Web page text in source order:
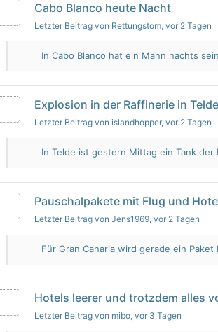
Cabo Blanco heute Nacht
Letzter Beitrag von Rettungstom, vor 2 Tagen
In Cabo Blanco hat ein Mann nachts
Explosion in der Raffinerie in Telde
Letzter Beitrag von islandhopper, vor 2 Tagen
In Telde ist gestern Mittag ein Tank der
Pauschalpakete mit Flug und
Letzter Beitrag von Jens1969, vor 2 Tagen
Für Gran Canaria wird gerade ein
Hotels leerer und trotzdem alles
Letzter Beitrag von mibo, vor 3 Tagen